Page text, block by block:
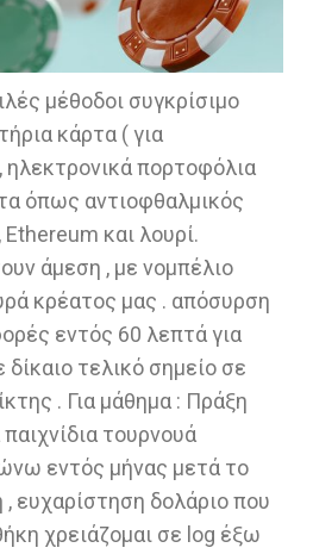
μέθοδοι συγκρίσιμο
κάρτα ( για
ηλεκτρονικά πορτοφόλια
όπως αντιοφθαλμικός
και λουρί.
άμεση , με νομπέλιο
κρέατος μας . απόσυρση
εντός 60 λεπτά για
τελικό σημείο σε
. Για μάθημα : Πράξη
τουρνουά
εντός μήνας μετά το
ευχαρίστηση δολάριο που
χρειάζομαι σε log έξω